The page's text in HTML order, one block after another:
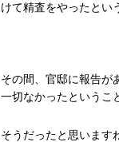
けて精査をやったとい
その間、官邸に報告が
一切なかったというこ
そうだったと思います